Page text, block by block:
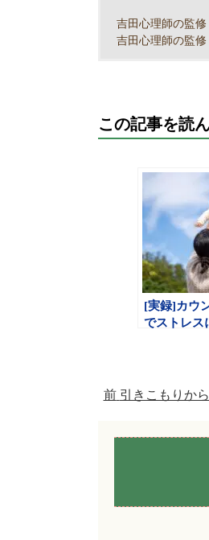
吉田心理師の監修
吉田心理師の監修
この記事を読
[実録]カウ
でストレス
前 引きこもりか